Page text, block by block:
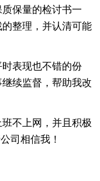
保量的检讨书一
整理，并认清可能
表现也不错的份
续监督，帮助我改
不上网，并且积极
司相信我！